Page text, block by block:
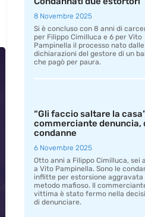
8 Novembre 2025
Si è concluso con 8 anni di
per Filippo Cimilluca e 6 per Vito
Pampinella il processo nato dalle
dichiarazioni del gestore di un
che pagò per paura.
“Gli faccio saltare la
commerciante denuncia,
condanne
6 Novembre 2025
Otto anni a Filippo Cimilluca, sei
a Vito Pampinella. Sono le
inflitte per estorsione aggravata
metodo mafioso. Il
vittima è stato fermo nella
di denunciare.